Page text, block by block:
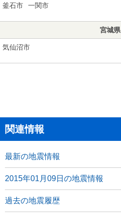
釜石市 一関市
宮城県
気仙沼市
関連情報
最新の地震情報
2015年01月09日の地震情報
過去の地震履歴